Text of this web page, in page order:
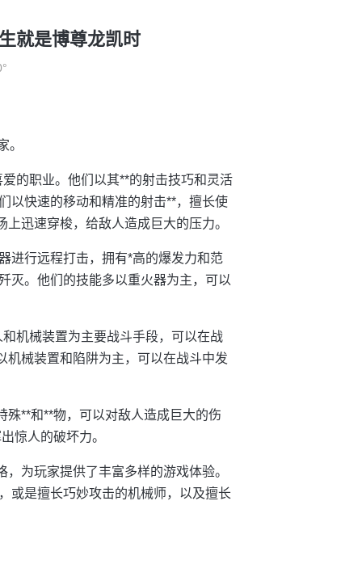
就是博尊龙凯时
。
的职业。他们以其**的射击技巧和灵活
以快速的移动和精准的射击**，擅长使
迅速穿梭，给敌人造成巨大的压力。
进行远程打击，拥有*高的爆发力和范
灭。他们的技能多以重火器为主，可以
机械装置为主要战斗手段，可以在战
机械装置和陷阱为主，可以在战斗中发
**和**物，可以对敌人造成巨大的伤
惊人的破坏力。
为玩家提供了丰富多样的游戏体验。
或是擅长巧妙攻击的机械师，以及擅长